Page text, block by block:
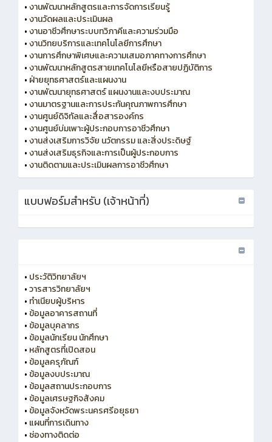
•งานพัฒนาหลักสูตรและการจัดการเรียนรู้
•งานวัดผลและประเมินผล
•งานอาชีวศึกษาระบบทวิภาคีและความร่วมมือ
•งานวิทยบริการและเทคโนโลยีการศึกษา
•งานการศึกษาพิเศษและความเสมอภาคทางการศึกษา
•งานพัฒนาหลักสูตรสายเทคโนโลยีหรือสายปฏิบัติการ
• ฝ่ายยุทธศาสตร์และแผนงาน
•งานพัฒนายุทธศาสตร์ แผนงานและงบประมาณ
•งานมาตรฐานและการประกันคุณภาพการศึกษา
•งานศูนย์ดิจิทัลและสื่อสารองค์กร
•งานศูนย์บ่มเพาะผู้ประกอบการอาชีวศึกษา
•งานส่งเสริมการวิจัย นวัตกรรม และสิ่งประดิษฐ์
•งานส่งเสริมธุรกิจและการเป็นผู้ประกอบการ
•งานติดตามและประเมินผลการอาชีวศึกษา
แบบฟอร์มสำหรับ (เจ้าหน้าที่)
• ประวัติวิทยาลัยฯ
•วารสารวิทยาลัยฯ
• ทำเนียบผู้บริหาร
• ข้อมูลอาคารสถานที่
• ข้อมูลบุคลากร
• ข้อมูลนักเรียน นักศึกษา
• หลักสูตรที่เปิดสอน
• ข้อมูลครุภัณฑ์
• ข้อมูลงบประมาณ
• ข้อมูลสถานประกอบการ
• ข้อมูลเศรษฐกิจสังคม
• ข้อมูลจังหวัดพระนครศรีอยุธยา
• แผนที่การเดินทาง
• ช่องทางติดต่อ